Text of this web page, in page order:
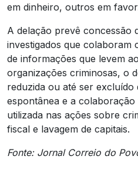
em dinheiro, outros em
A delação prevê concessão
investigados que colaboram
de informações que levem
organizações criminosas, o
reduzida ou até ser
espontânea e a colaboração
utilizada nas ações sobre
fiscal e lavagem de capitais.
Fonte: Jornal Correio do